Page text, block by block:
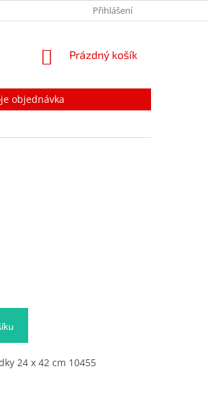
NAPIŠTE NÁM
Přihlášení
NÁKUPNÍ
Prázdný košík
objednávka
24 x 42 cm 10455